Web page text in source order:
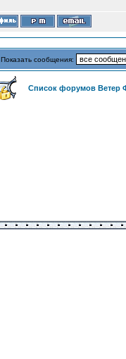
Показать сообщения:
Список форумов Ветер